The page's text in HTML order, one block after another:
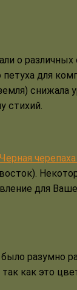
о различных
для
снижала
стихий.
для
разумно
как это